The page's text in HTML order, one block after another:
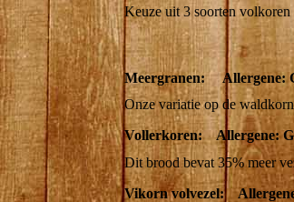
Keuze uit 3 soorten volkoren
Meergranen: Allergene:
Onze variatie op de
Vollerkoren: Allergene:
Dit brood bevat 35% meer
Vikorn volvezel: